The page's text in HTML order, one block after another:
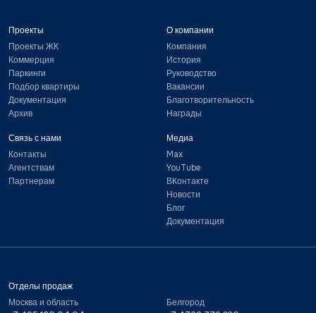
Проекты
Проекты ЖК
Коммерция
Паркинги
Подбор квартиры
Документация
Архив
О компании
Компания
История
Руководство
Вакансии
Благотворительность
Награды
Связь с нами
Контакты
Агентствам
Партнерам
Медиа
Max
YouTube
ВКонтакте
Новости
Блог
Документация
Отделы продаж
Москва и область
Белгород